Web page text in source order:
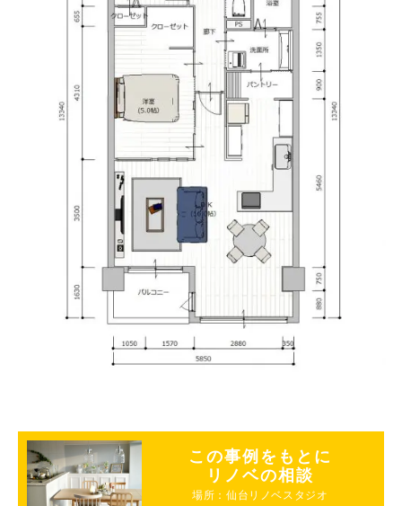
この事例をもとに
リノベの相談
場所：仙台リノベスタジオ